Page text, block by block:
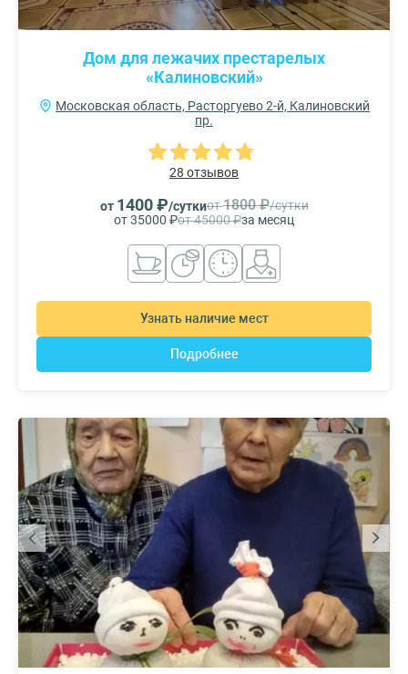
Дом для лежачих престарелых
«Калиновский»
Московская область, Расторгуево 2-й, Калиновский
пр.
28 отзывов
от 1400 ₽/суткиот1800 ₽/сутки
от 35000 ₽от 45000 ₽за месяц
Узнать наличие мест
Подробнее